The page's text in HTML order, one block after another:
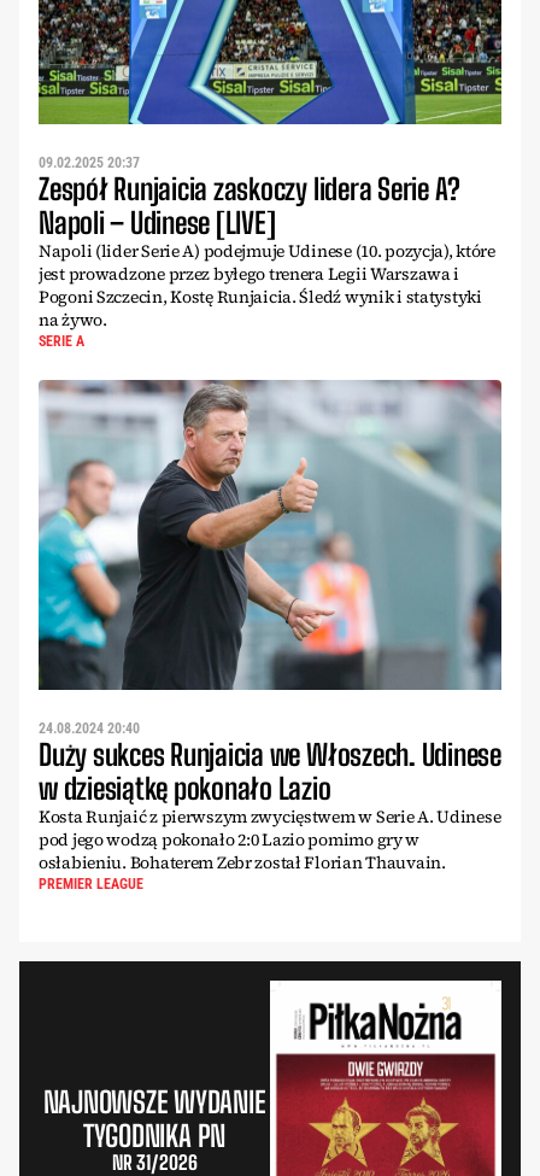
09.02.2025 20:37
Zespół Runjaicia zaskoczy lidera Serie A?
Napoli – Udinese [LIVE]
Napoli (lider Serie A) podejmuje Udinese (10. pozycja), które
jest prowadzone przez byłego trenera Legii Warszawa i
Pogoni Szczecin, Kostę Runjaicia. Śledź wynik i statystyki
na żywo.
SERIE A
24.08.2024 20:40
Duży sukces Runjaicia we Włoszech. Udinese
w dziesiątkę pokonało Lazio
Kosta Runjaić z pierwszym zwycięstwem w Serie A. Udinese
pod jego wodzą pokonało 2:0 Lazio pomimo gry w
osłabieniu. Bohaterem Zebr został Florian Thauvain.
PREMIER LEAGUE
NAJNOWSZE WYDANIE
TYGODNIKA PN
NR 31/2026